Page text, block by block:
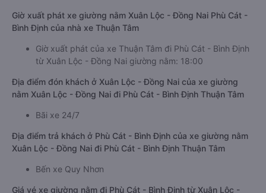
Giờ xuất phát xe giường nằm Xuân Lộc - Đồng Nai Phù Cát -
Bình Định của nhà xe Thuận Tâm
Giờ xuất phát của xe Thuận Tâm đi Phù Cát - Bình Định
từ Xuân Lộc - Đồng Nai giường nằm: 18:00
Địa điểm đón khách ở Xuân Lộc - Đồng Nai của xe giường
nằm Xuân Lộc - Đồng Nai đi Phù Cát - Bình Định Thuận Tâm
Bãi xe 24/7
Địa điểm trả khách ở Phù Cát - Bình Định của xe giường nằm
Xuân Lộc - Đồng Nai đi Phù Cát - Bình Định Thuận Tâm
Bến xe Quy Nhơn
Giá vé xe giường nằm đi Phù Cát - Bình Định từ Xuân Lộc -